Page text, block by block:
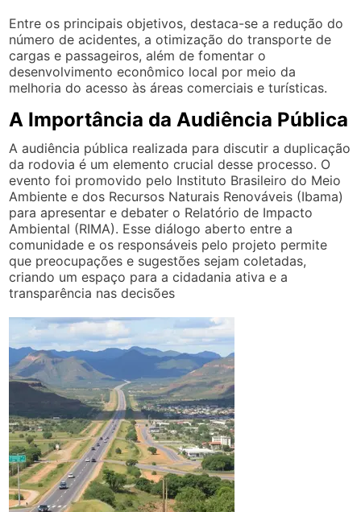
Entre os principais objetivos, destaca-se a redução do
número de acidentes, a otimização do transporte de
cargas e passageiros, além de fomentar o
desenvolvimento econômico local por meio da
melhoria do acesso às áreas comerciais e turísticas.
A Importância da Audiência Pública
A audiência pública realizada para discutir a duplicação
da rodovia é um elemento crucial desse processo. O
evento foi promovido pelo Instituto Brasileiro do Meio
Ambiente e dos Recursos Naturais Renováveis (Ibama)
para apresentar e debater o Relatório de Impacto
Ambiental (RIMA). Esse diálogo aberto entre a
comunidade e os responsáveis pelo projeto permite
que preocupações e sugestões sejam coletadas,
criando um espaço para a cidadania ativa e a
transparência nas decisões